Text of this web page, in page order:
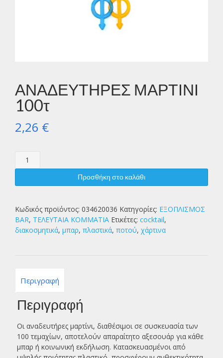
ΑΝΑΔΕΥΤΗΡΕΣ ΜΑΡΤΙΝΙ
100τ
2,26 €
ΑΝΑΔΕΥΤΗΡΕΣ
ΜΑΡΤΙΝΙ
ποσότητα
Προσθήκη στο καλάθι
Κωδικός προϊόντος: 034620036 Κατηγορίες: ΕΞΟΠΛΙΣΜΟΣ
BAR, ΤΕΛΕΥΤΑΙΑ ΚΟΜΜΑΤΙΑ Ετικέτες: cocktail,
διακοσμητικά, μπαρ, πλαστικά, ποτού, χάρτινα
Περιγραφή
Περιγραφή
Οι αναδευτήρες μαρτίνι, διαθέσιμοι σε συσκευασία των
100 τεμαχίων, αποτελούν απαραίτητο αξεσουάρ για κάθε
μπαρ ή κοινωνική εκδήλωση. Κατασκευασμένοι από